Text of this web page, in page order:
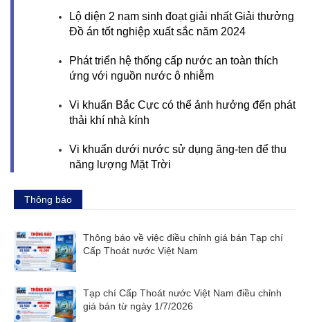
Lộ diện 2 nam sinh đoạt giải nhất Giải thưởng
Đồ án tốt nghiệp xuất sắc năm 2024
Phát triển hệ thống cấp nước an toàn thích
ứng với nguồn nước ô nhiễm
Vi khuẩn Bắc Cực có thể ảnh hưởng đến phát
thải khí nhà kính
Vi khuẩn dưới nước sử dụng ăng-ten để thu
năng lượng Mặt Trời
Thông báo
Thông báo về việc điều chỉnh giá bán Tạp chí
Cấp Thoát nước Việt Nam
Tạp chí Cấp Thoát nước Việt Nam điều chỉnh
giá bán từ ngày 1/7/2026